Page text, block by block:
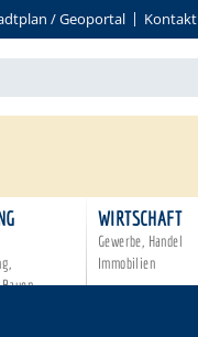
/ Geoportal Kontakt
WIRTSCHAFT
Gewerbe, Handel
Immobilien